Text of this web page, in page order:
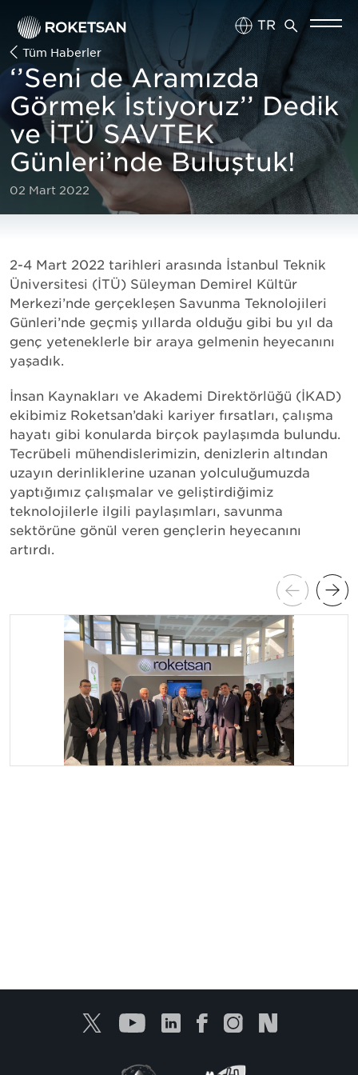
TR
EN
Tüm Haberler
‘’Seni de Aramızda
Görmek İstiyoruz’’ Dedik
ve İTÜ SAVTEK
Günleri’nde Buluştuk!
02 Mart 2022
2-4 Mart 2022 tarihleri arasında İstanbul Teknik
Üniversitesi (İTÜ) Süleyman Demirel Kültür
Merkezi’nde gerçekleşen Savunma Teknolojileri
Günleri’nde geçmiş yıllarda olduğu gibi bu yıl da
genç yeteneklerle bir araya gelmenin heyecanını
yaşadık.
İnsan Kaynakları ve Akademi Direktörlüğü (İKAD)
ekibimiz Roketsan’daki kariyer fırsatları, çalışma
hayatı gibi konularda birçok paylaşımda bulundu.
Tecrübeli mühendislerimizin, denizlerin altından
uzayın derinliklerine uzanan yolculuğumuzda
yaptığımız çalışmalar ve geliştirdiğimiz
teknolojilerle ilgili paylaşımları, savunma
sektörüne gönül veren gençlerin heyecanını
artırdı.